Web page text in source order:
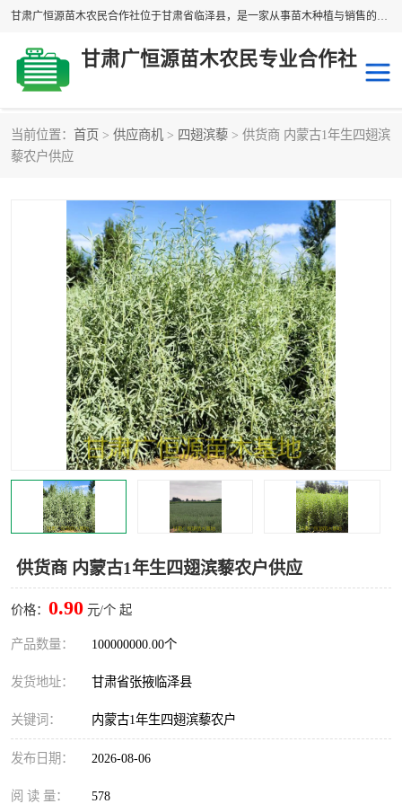
甘肃广恒源苗木农民合作社位于甘肃省临泽县，是一家从事苗木种植与销售的农民合作组织，合作社拥有苗木基地1500多亩，种植苗木品种40多个，年产各类苗木2000多万株。主营：白刺苗、红柳苗、梭梭苗等，我们以“种植一流的苗子，诚信经营”的经营理念，竭诚为每一位客户做优质的服务，欢迎来电咨询！
甘肃广恒源苗木农民专业合作社
当前位置： 首页 > 供应商机 > 四翅滨藜 > 供货商 内蒙古1年生四翅滨
藜农户供应
供货商 内蒙古1年生四翅滨藜农户供应
价格： 0.90 元/个 起
产品数量： 100000000.00个
发货地址： 甘肃省张掖临泽县
关键词： 内蒙古1年生四翅滨藜农户
发布日期： 2026-08-06
阅 读 量： 578
新疆杨
圆冠榆 柠条
白刺苗
沙枣树 红柳苗
沙棘苗 柽柳苗
砂生槐 四翅滨藜